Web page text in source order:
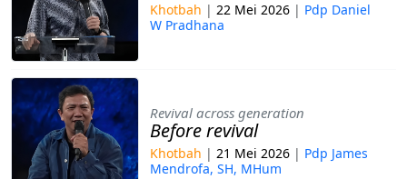
Khotbah |22 Mei 2026 | Pdp Daniel
W Pradhana
Revival across generation
Before revival
Khotbah |21 Mei 2026 | Pdp James
Mendrofa, SH, MHum